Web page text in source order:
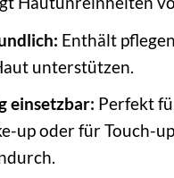
Enthält
unterstützen.
einsetzbar: Perfekt
up oder für Touch-